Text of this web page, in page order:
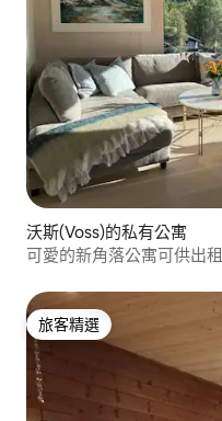
沃斯(Voss)的私有公寓
可愛的新角落公寓可供出租
旅客精選
旅客精選